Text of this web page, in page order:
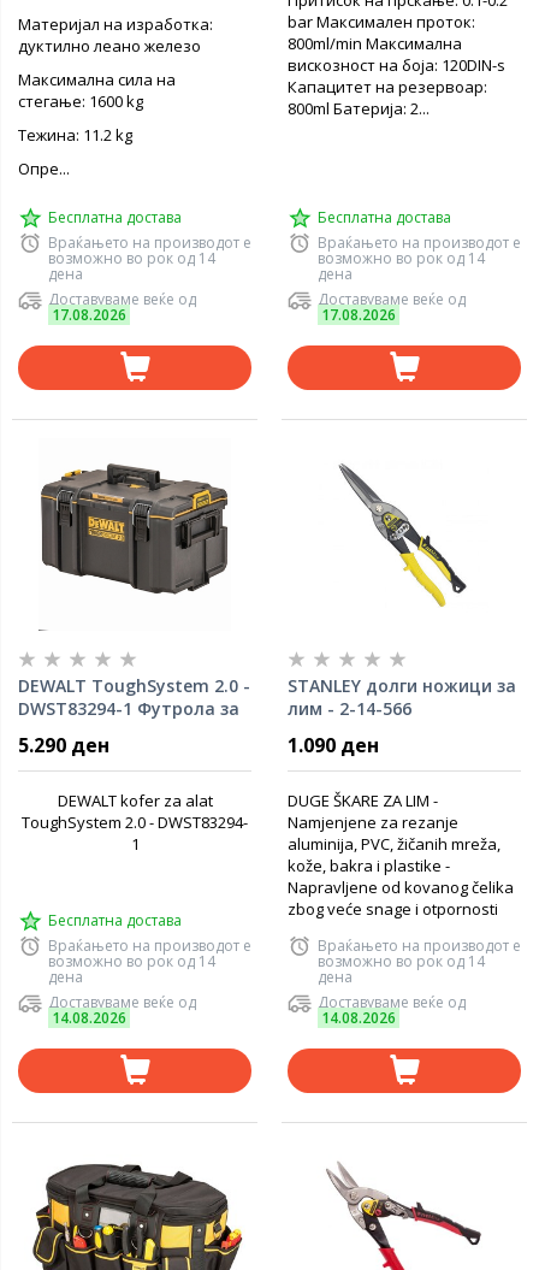
Материјал на изработка:
дуктилно леано железо
Максимална сила на
стегање: 1600 kg
Тежина: 11.2 kg
Опре...
Бесплатна достава
Враќањето на производот е
возможно во рок од 14
дена
Доставуваме веќе од
17.08.2026
bar Максимален проток:
800ml/min Максимална
вискозност на боја: 120DIN-s
Капацитет на резервоар:
800ml Батерија: 2...
Бесплатна достава
Враќањето на производот е
возможно во рок од 14
дена
Доставуваме веќе од
17.08.2026
DEWALT ToughSystem 2.0 -
DWST83294-1 Футрола за
5.290 ден
DEWALT kofer za alat
ToughSystem 2.0 - DWST83294-
1
Бесплатна достава
Враќањето на производот е
возможно во рок од 14
дена
Доставуваме веќе од
14.08.2026
STANLEY долги ножици за
лим - 2-14-566
1.090 ден
DUGE ŠKARE ZA LIM -
Namjenjene za rezanje
aluminija, PVC, žičanih mreža,
kože, bakra i plastike -
Napravljene od kovanog čelika
zbog veće snage i otpornosti
Враќањето на производот е
возможно во рок од 14
дена
Доставуваме веќе од
14.08.2026